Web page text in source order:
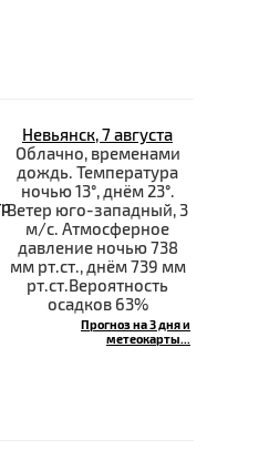
Невьянск, 7 августа
Облачно, временами
дождь. Температура
ночью 13°, днём 23°.
Ветер юго-западный, 3
м/с. Атмосферное
давление ночью 738
мм рт.ст., днём 739 мм
рт.ст.Вероятность
осадков 63%
Прогноз на 3 дня и
метеокарты...